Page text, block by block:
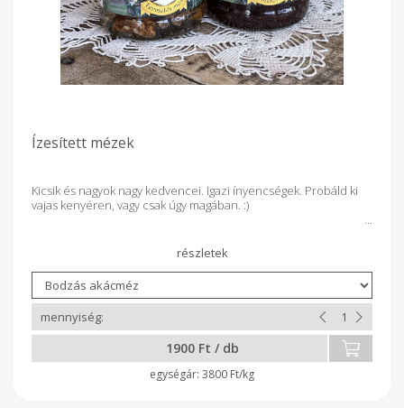
Ízesített mézek
Kicsik és nagyok nagy kedvencei. Igazi ínyencségek. Probáld ki
vajas kenyéren, vagy csak úgy magában. :)
1900 Ft / db
3800 Ft/kg